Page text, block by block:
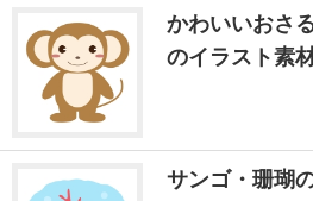
かわいいおさ
のイラスト素
サンゴ・珊瑚